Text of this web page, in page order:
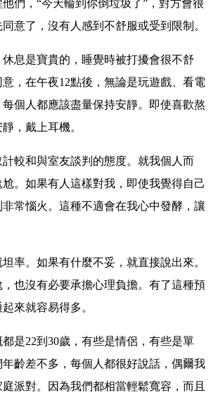
們，“今天輪到你倒垃圾了”，對方會很
意了，沒有人感到不舒服或受到限制。
息是寶貴的，睡覺時被打擾會很不舒
，在午夜12點後，無論是玩遊戲、看電
個人都應該盡量保持安靜。即使喜歡熬
，戴上耳機。
較和與室友談判的態度。就我個人而
。如果有人這樣對我，即使我覺得自己
常惱火。這種不適會在我心中發酵，讓
率。如果有什麼不妥，就直接說出來。
也沒有必要承擔心理負擔。有了這種預
來就容易得多。
是22到30歲，有些是情侶，有些是單
齡差不多，每個人都很好說話，偶爾我
派對。因為我們都相當輕鬆寬容，而且